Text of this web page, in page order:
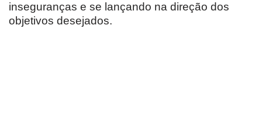
inseguranças e se lançando na direção dos
objetivos desejados.